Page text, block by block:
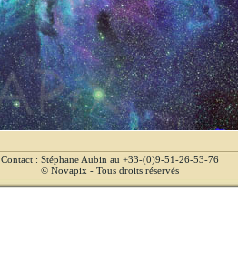
Contact : Stéphane Aubin au +33-(0)9-51-26-53-76
© Novapix - Tous droits réservés